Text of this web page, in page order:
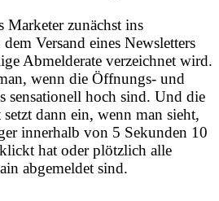
Marketer zunächst ins
Versand eines Newsletters
Abmelderate verzeichnet wird.
wenn die Öffnungs- und
sensationell hoch sind. Und die
dann ein, wenn man sieht,
innerhalb von 5 Sekunden 10
hat oder plötzlich alle
abgemeldet sind.